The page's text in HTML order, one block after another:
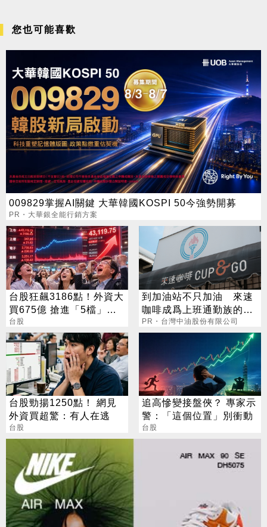
您也可能喜歡
009829掌握AI關鍵 大華韓國KOSPI 50今強勢開募
PR・大華銀全能行銷方案
台股狂飆3186點！外資大
買675億 搶進「5檔」
ETF
台股
到加油站不只加油 來速
咖啡成爲上班通勤族的新
選擇
PR・台灣中油股份有限公司
台股勁揚1250點！ 網見
外資買超驚：有人在逃
台股
追高慘變接盤俠？ 專家示
警：「這個位置」別衝動
台股